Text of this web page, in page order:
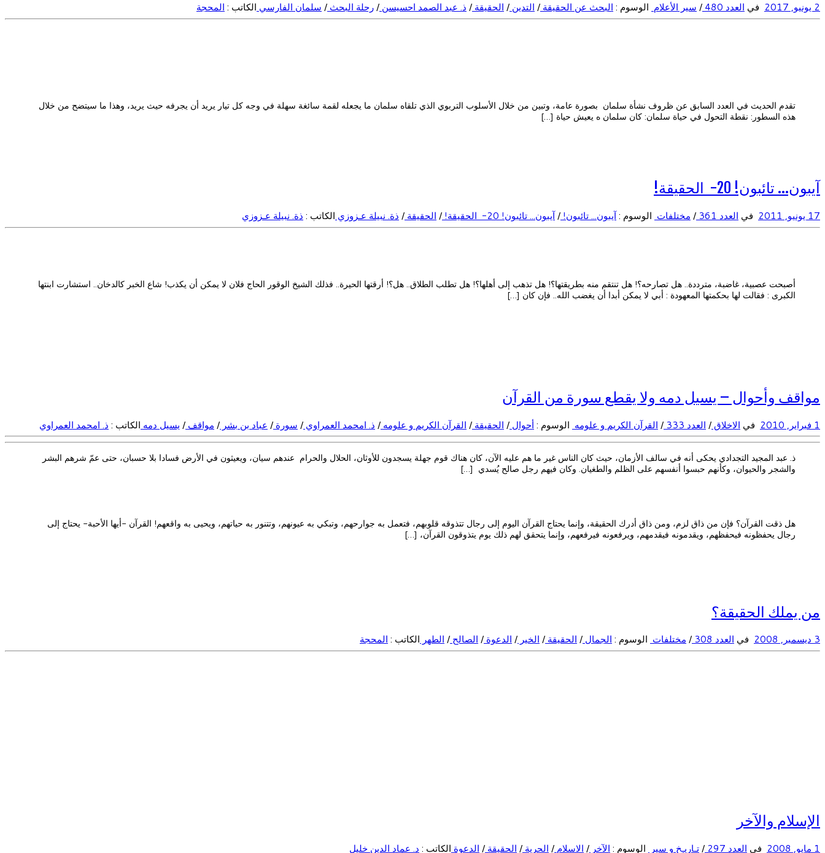
تقدم الحديث في العدد السابق عن ظروف نشأة سلمان بصورة عامة، وتبين من خلال الأسلوب التربوي الذي تلقاه سلمان ما يجعله لقمة سائغة سهلة في وجه كل تيار يريد أن يجرفه حيث يريد، وهذا ما سيتضح من خلال
هذه السطور: نقطة التحول في حياة سلمان: كان سلمان ه يعيش حياة […]
2 يونيو, 2017 في العدد 480 / سير الأعلام الوسوم : البحث عن الحقيقة / التدين / الحقيقة / ذ. عبد الصمد احسيسن /رحلة البحث / سلمان الفارسي الكاتب : المحجة
أصبحت عصبية، غاضبة، مترددة.. هل تصارحه؟! هل تنتقم منه بطريقتها؟! هل تذهب إلى أهلها؟! هل تطلب الطلاق.. هل؟! أرقتها الحيرة.. فذلك الشيخ الوقور الحاج فلان لا يمكن أن يكذب! شاع الخبر كالدخان.. استشارت ابنتها
الكبرى : فقالت لها بحكمتها المعهودة : أبي لا يمكن أبدا أن يغضب الله.. فإن كان […]
آيبون… تائبون! 20- الحقيقة!
17 يونيو, 2011 في العدد 361 / مختلفات الوسوم :آيبون... تائبون! /آيبون... تائبون! 20- الحقيقة! / الحقيقة / ذة. نبيلة عـزوزي الكاتب : ذة. نبيلة عـزوزي
هل ذقت القرآن؟ فإن من ذاق لزم، ومن ذاق أدرك الحقيقة، وإنما يحتاج القرآن اليوم إلى رجال تتذوقه قلوبهم، فتعمل به جوارحهم، وتبكي به عيونهم، وتتنور به حياتهم، ويحيى به واقعهم! القرآن -أيها الأحبة- يحتاج إلى
رجال يحفظونه فيحفظهم، ويقدمونه فيقدمهم، ويرفعونه فيرفعهم، وإنما يتحقق لهم ذلك يوم يتذوقون القرآن، […]
مواقف وأحوال – يسيل دمه ولا يقطع سورة من القرآن
1 فبراير, 2010 في الاخلاق/ العدد 333 / القرآن الكريم و علومه الوسوم :أحوال / الحقيقة / القرآن الكريم و علومه / ذ. امحمد العمراوي / سورة / عباد بن بشر / مواقف / يسيل دمه الكاتب : ذ. امحمد العمراوي
ذ. عبد المجيد التجدادي يحكى أنه في سالف الأزمان، حيث كان الناس غير ما هم عليه الآن، كان هناك قوم جهلة يسجدون للأوثان، الحلال والحرام عندهم سيان، ويعيثون في الأرض فسادا بلا حسبان، حتى عمّ شرهم البشر
والشجر والحيوان، وكأنهم حبسوا أنفسهم على الظلم والطغيان. وكان فيهم رجل صالح يُسدي […]
من يملك الحقيقة؟
3 ديسمبر, 2008 في العدد 308 / مختلفات الوسوم : الجمال / الحقيقة / الخير / الدعوة / الصالح / الطهر الكاتب : المحجة
الإسلام والآخر
1 مايو, 2008 في العدد 297 /تـاريـخ و سير الوسوم : الآخر / الاسلام / الحرية / الحقيقة / الدعوة الكاتب : د. عماد الدين خليل